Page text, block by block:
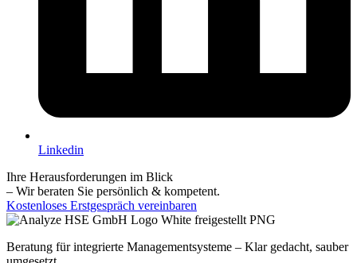
Linkedin
Ihre Herausforderungen im Blick
– Wir beraten Sie persönlich & kompetent.
Kostenloses Erstgespräch vereinbaren
Beratung für integrierte Managementsysteme – Klar gedacht, sauber